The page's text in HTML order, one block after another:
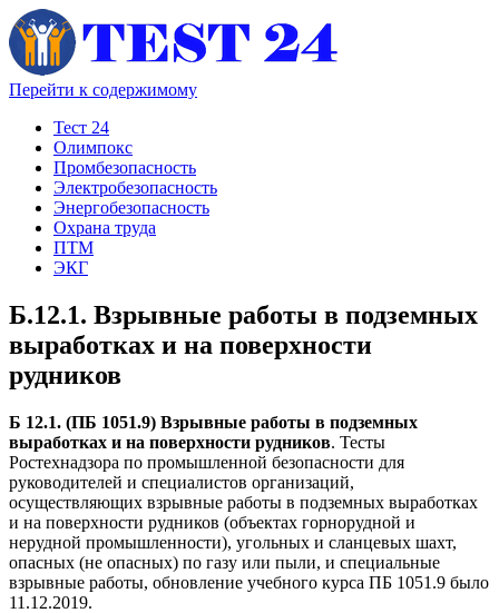
Перейти к содержимому
Тест 24
Олимпокс
Промбезопасность
Электробезопасность
Энергобезопасность
Охрана труда
ПТМ
ЭКГ
Б.12.1. Взрывные работы в подземных
выработках и на поверхности
рудников
Б 12.1. (ПБ 1051.9) Взрывные работы в подземных
выработках и на поверхности рудников. Тесты
Ростехнадзора по промышленной безопасности для
руководителей и специалистов организаций,
осуществляющих взрывные работы в подземных выработках
и на поверхности рудников (объектах горнорудной и
нерудной промышленности), угольных и сланцевых шахт,
опасных (не опасных) по газу или пыли, и специальные
взрывные работы, обновление учебного курса ПБ 1051.9 было
11.12.2019.